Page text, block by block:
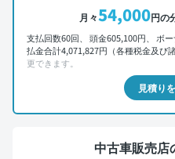
月々54,000円の
支払回数60回、 頭金605,100円、 ボ
払金合計4,071,827円（各種税金及び
更できます。
見積り
中古車販売店